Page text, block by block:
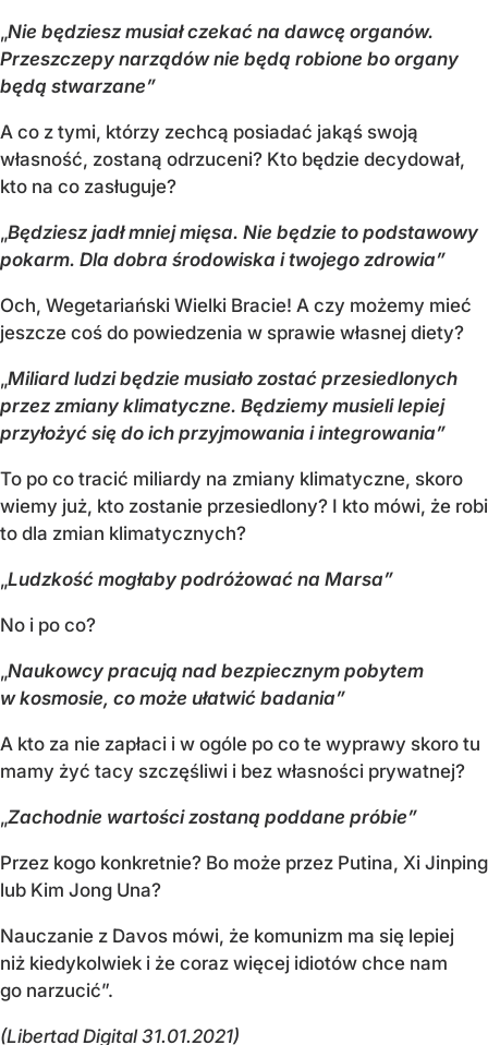
„Nie będziesz musiał czekać na dawcę organów.
Przeszczepy narządów nie będą robione bo organy
będą stwarzane”
A co z tymi, którzy zechcą posiadać jakąś swoją
własność, zostaną odrzuceni? Kto będzie decydował,
kto na co zasługuje?
„Będziesz jadł mniej mięsa. Nie będzie to podstawowy
pokarm. Dla dobra środowiska i twojego zdrowia”
Och, Wegetariański Wielki Bracie! A czy możemy mieć
jeszcze coś do powiedzenia w sprawie własnej diety?
„Miliard ludzi będzie musiało zostać przesiedlonych
przez zmiany klimatyczne. Będziemy musieli lepiej
przyłożyć się do ich przyjmowania i integrowania”
To po co tracić miliardy na zmiany klimatyczne, skoro
wiemy już, kto zostanie przesiedlony? I kto mówi, że robi
to dla zmian klimatycznych?
„Ludzkość mogłaby podróżować na Marsa”
No i po co?
„Naukowcy pracują nad bezpiecznym pobytem
w kosmosie, co może ułatwić badania”
A kto za nie zapłaci i w ogóle po co te wyprawy skoro tu
mamy żyć tacy szczęśliwi i bez własności prywatnej?
„Zachodnie wartości zostaną poddane próbie”
Przez kogo konkretnie? Bo może przez Putina, Xi Jinping
lub Kim Jong Una?
Nauczanie z Davos mówi, że komunizm ma się lepiej
niż kiedykolwiek i że coraz więcej idiotów chce nam
go narzucić”.
(Libertad Digital 31.01.2021)